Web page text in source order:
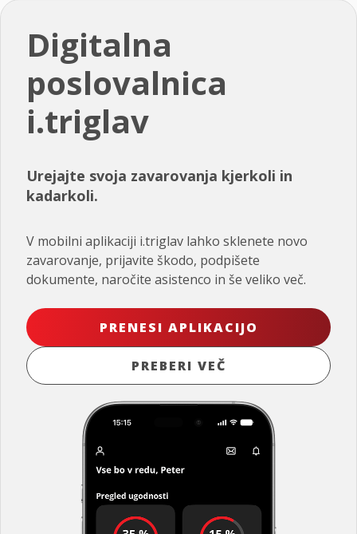
Digitalna
poslovalnica
i.triglav
Urejajte svoja zavarovanja kjerkoli in
kadarkoli.
V mobilni aplikaciji i.triglav lahko sklenete novo
zavarovanje, prijavite škodo, podpišete
dokumente, naročite asistenco in še veliko več.
PRENESI APLIKACIJO
PREBERI VEČ